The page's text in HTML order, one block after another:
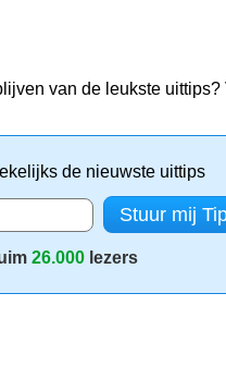
van de leukste uittips?
de nieuwste uittips
26.000 lezers